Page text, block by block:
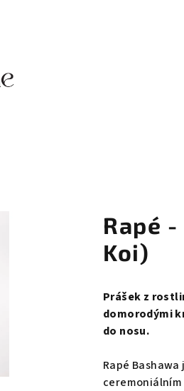
Rapé
Koi)
Prášek z
domorodými
do nosu.
Rapé